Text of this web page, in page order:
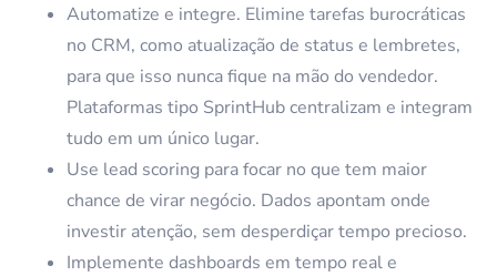
Automatize e integre. Elimine tarefas burocráticas
no CRM, como atualização de status e lembretes,
para que isso nunca fique na mão do vendedor.
Plataformas tipo SprintHub centralizam e integram
tudo em um único lugar.
Use lead scoring para focar no que tem maior
chance de virar negócio. Dados apontam onde
investir atenção, sem desperdiçar tempo precioso.
Implemente dashboards em tempo real e